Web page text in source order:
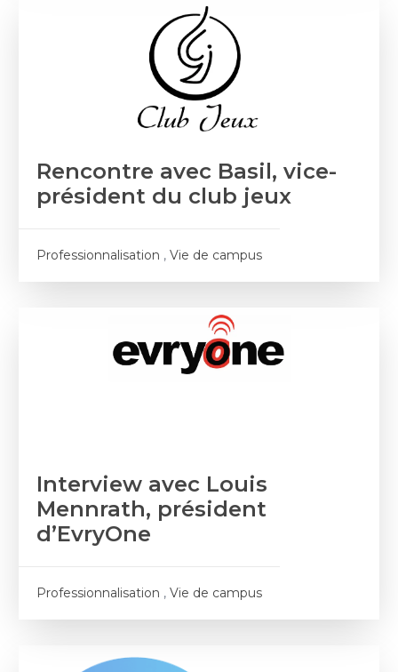
Rencontre avec Basil, vice-
président du club jeux
Professionnalisation , Vie de campus
Interview avec Louis
Mennrath, président
d’EvryOne
Professionnalisation , Vie de campus